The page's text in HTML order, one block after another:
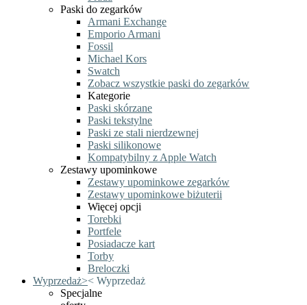
Paski do zegarków
Armani Exchange
Emporio Armani
Fossil
Michael Kors
Swatch
Zobacz wszystkie paski do zegarków
Kategorie
Paski skórzane
Paski tekstylne
Paski ze stali nierdzewnej
Paski silikonowe
Kompatybilny z Apple Watch
Zestawy upominkowe
Zestawy upominkowe zegarków
Zestawy upominkowe biżuterii
Więcej opcji
Torebki
Portfele
Posiadacze kart
Torby
Breloczki
Wyprzedaż>< Wyprzedaż
Specjalne